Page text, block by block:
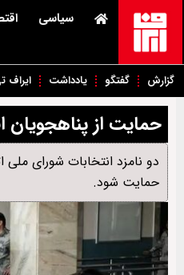
سیاسی
گزارش گفتگو یادداشت ایراف
حمایت از پناهجویان
دو نامزد انتخابات شورای
حمایت شود.